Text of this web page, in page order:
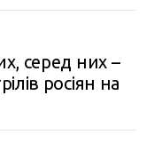
серед них –
росіян на